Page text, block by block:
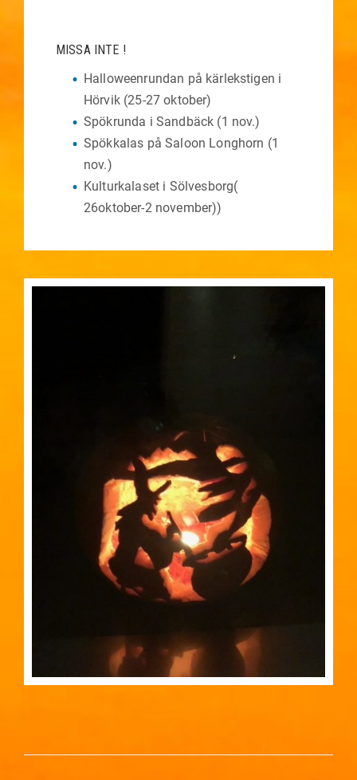
MISSA INTE !
Halloweenrundan på kärlekstigen i
Hörvik (25-27 oktober)
Spökrunda i Sandbäck (1 nov.)
Spökkalas på Saloon Longhorn (1
nov.)
Kulturkalaset i Sölvesborg(
26oktober-2 november))